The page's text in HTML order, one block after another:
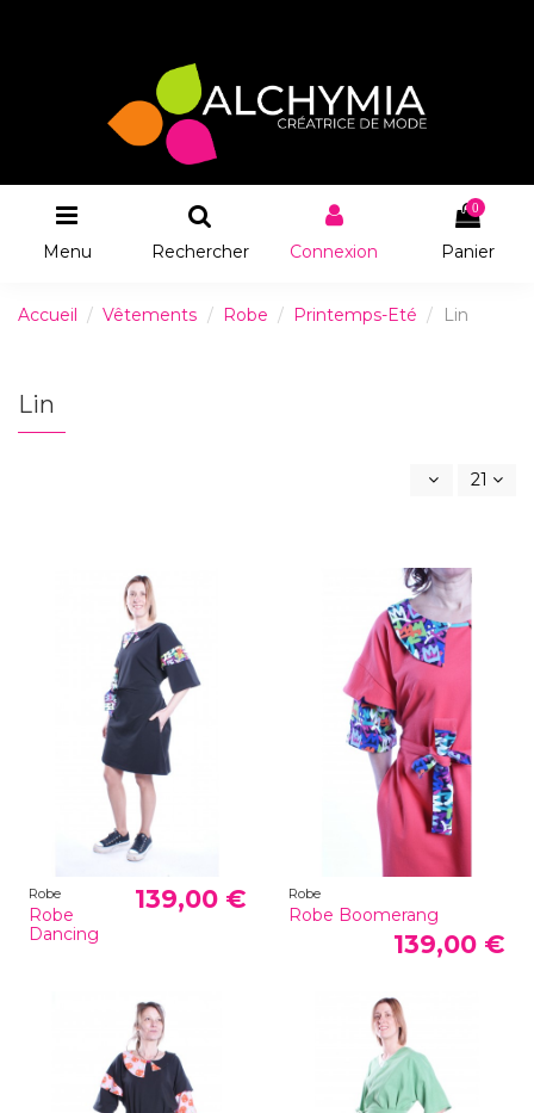
Menu Rechercher Connexion
0
Panier
Accueil Vêtements Robe Printemps-Eté Lin
Lin
21
Robe
Robe
Dancing
139,00 € Robe
Robe Boomerang
139,00 €